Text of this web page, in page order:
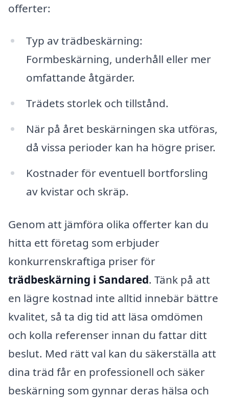
offerter:
Typ av trädbeskärning:
Formbeskärning, underhåll eller mer
omfattande åtgärder.
Trädets storlek och tillstånd.
När på året beskärningen ska utföras,
då vissa perioder kan ha högre priser.
Kostnader för eventuell bortforsling
av kvistar och skräp.
Genom att jämföra olika offerter kan du
hitta ett företag som erbjuder
konkurrenskraftiga priser för
trädbeskärning i Sandared. Tänk på att
en lägre kostnad inte alltid innebär bättre
kvalitet, så ta dig tid att läsa omdömen
och kolla referenser innan du fattar ditt
beslut. Med rätt val kan du säkerställa att
dina träd får en professionell och säker
beskärning som gynnar deras hälsa och